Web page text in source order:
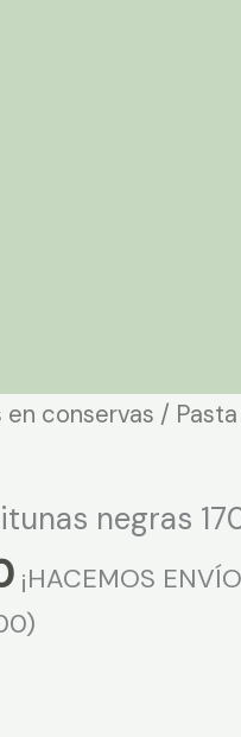
en conservas /
negras
¡HACEMOS